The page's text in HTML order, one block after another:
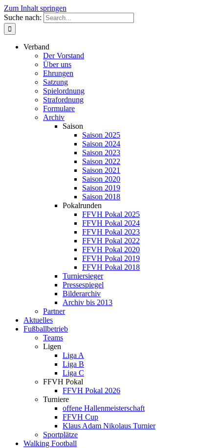
Zum Inhalt springen
Suche nach:
Verband
Der Vorstand
Über uns
Ehrungen
Satzung
Spielordnung
Strafordnung
Formulare
Archiv
Saison
Saison 2025
Saison 2024
Saison 2023
Saison 2022
Saison 2021
Saison 2020
Saison 2019
Saison 2018
Pokalrunden
FFVH Pokal 2025
FFVH Pokal 2024
FFVH Pokal 2023
FFVH Pokal 2022
FFVH Pokal 2020
FFVH Pokal 2019
FFVH Pokal 2018
Turniersieger
Pressespiegel
Bilderarchiv
Archiv bis 2013
Partner
Aktuelles
Fußballbetrieb
Teams
Ligen
Liga A
Liga B
Liga C
FFVH Pokal
FFVH Pokal 2026
Turniere
offene Hallenmeisterschaft
FFVH Cup
Klaus Adam Nikolaus Turnier
Sportplätze
Walking Football